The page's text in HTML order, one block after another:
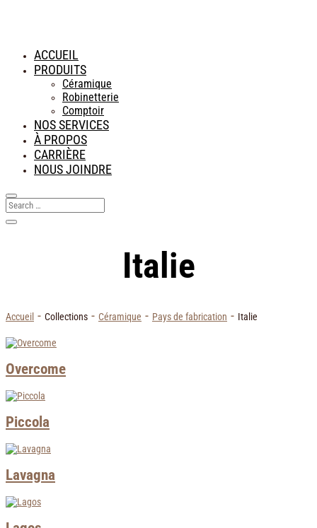
ACCUEIL
PRODUITS
Céramique
Robinetterie
Comptoir
NOS SERVICES
À PROPOS
CARRIÈRE
NOUS JOINDRE
Italie
Accueil - Collections - Céramique - Pays de fabrication - Italie
Overcome
Piccola
Lavagna